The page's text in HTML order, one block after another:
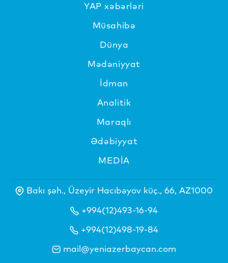
YAP xəbərləri
Müsahibə
Dünya
Mədəniyyat
İdman
Analitik
Maraqlı
Ədəbiyyat
MEDİA
Bakı şəh., Üzeyir Hacıbəyov küç., 66, AZ1000
+994(12)493-16-94
+994(12)498-19-84
mail@yeniazerbaycan.com